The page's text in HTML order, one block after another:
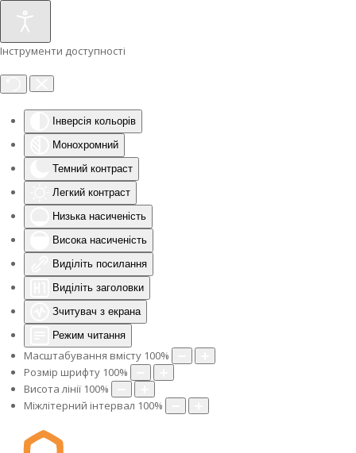
Інструменти доступності
Інверсія кольорів
Монохромний
Темний контраст
Легкий контраст
Низька насиченість
Висока насиченість
Виділіть посилання
Виділіть заголовки
Зчитувач з екрана
Режим читання
Масштабування вмісту 100%
Розмір шрифту 100%
Висота лінії 100%
Міжлітерний інтервал 100%